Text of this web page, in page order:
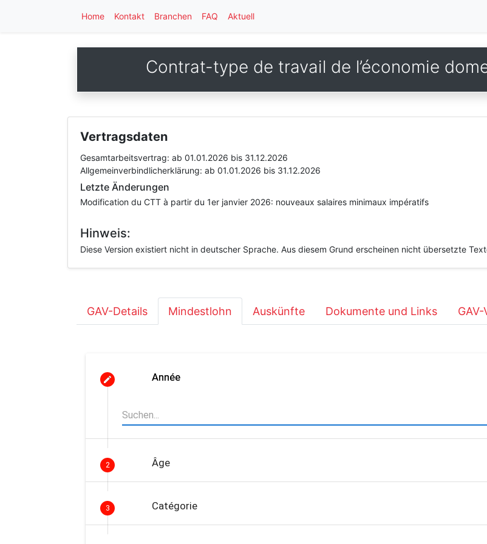
Home Kontakt Branchen FAQ Aktuell
Contrat-type de travail de l’économie
Vertragsdaten
Gesamtarbeitsvertrag: ab 01.01.2026 bis 31.12.2026
Allgemeinverbindlicherklärung: ab 01.01.2026 bis 31.12.2026
Letzte Änderungen
Modification du CTT à partir du 1er janvier 2026: nouveaux salaires minimaux impératifs
Hinweis:
Diese Version existiert nicht in deutscher Sprache. Aus diesem Grund erscheinen nicht übersetzte
GAV-Details Mindestlohn Auskünfte Dokumente und Links
Année
2 Âge
3 Catégorie